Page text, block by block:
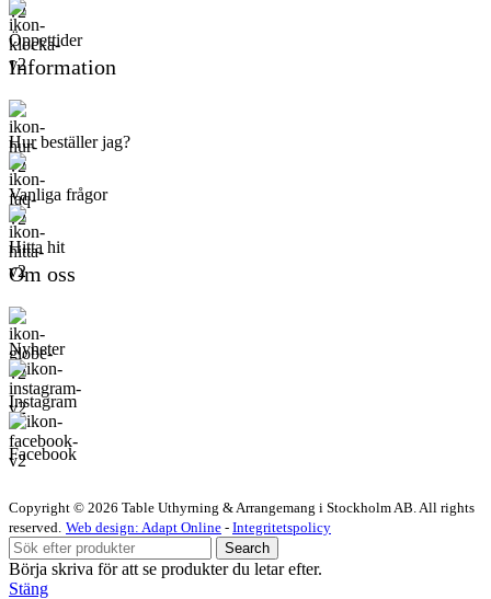
Öppettider
Information
Hur beställer jag?
Vanliga frågor
Hitta hit
Om oss
Nyheter
Instagram
Facebook
Copyright © 2026 Table Uthyrning & Arrangemang i Stockholm AB. All rights
reserved​​. Web design: Adapt Online - Integritetspolicy
Search
Börja skriva för att se produkter du letar efter.
Stäng